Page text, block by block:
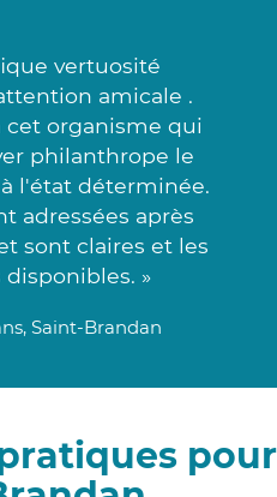
vertuosité
amicale .
cet organisme qui
philanthrope le
l'état déterminée.
adressées après
sont claires et les
»
Saint-Brandan
pour